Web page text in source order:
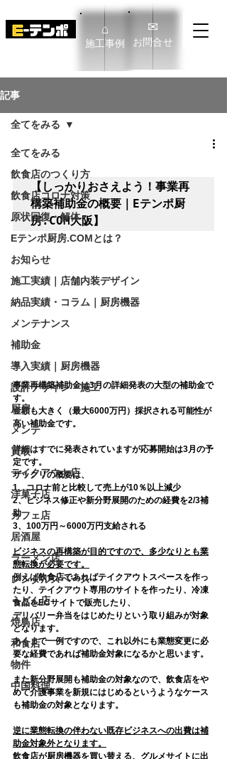
✉
​お問合せ
⌂
​施工事例
記事
全てをみる
飲食店のつくり方
飲食店コロナ対策
原状回復・解体
Eテンポ厨房.COMとは？
お知らせ
施工実績｜店舗内装デザイン
納品実績・コラム｜厨房機器
メンテナンス
補助金
導入実績｜厨房機器
設計デザイン・施工
厨房
メンテ
買取
テイクアウト店
洋菓子店
カフェ店
居酒屋
ラーメン店
レンタルスペース
うどん店
焼鳥店
和食店
物件
中国料理
全てをみる
【しっかりおさえよう！事業再
構築補助金の概要｜Eテンポ厨
房.COM大阪】
事業再構築補助金は3月の詳細発表の大型の補助金で
す。
金額も大きく（最大6000万円）採択される可能性が
高い補助金です。
詳細はすでに発表されていますが応募開始は3月の予
定です。
ザックリの概要は、
1、コロナ前と比較して売上が10％以上減少
2、ビジネス修正や新分野展開のための経費を2/3補
助
3、100万円～6000万円支給される
ビジネスの再構築が目的ですので、多少なりとも業
態転換が必要です。
例えば飲食店であればテイクアウトスペースを作っ
たり、テイクアウト専用のサイトを作ったり、冷凍
食品をECサイトで販売したり、
デリバリー弁当をはじめたりという取り組みが対象
となります。
あくまで一例ですので、これ以外にも業態変更に必
要な経費であれば補助金対象になるかと思います。
また新分野展開も補助金の対象なので、飲食店をや
めて介護事業を新規にはじめるというようなケース
も補助金の対象となります。
逆に業態転換の伴わない既存ビジネスへの出費は補
助金対象外となります。
飲食店が厨房機器を買い替える、グルメサイトに出